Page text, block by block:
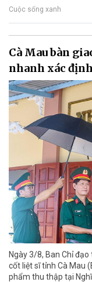
Cuộc sống xanh
Cà Mau bàn
nhanh xác
Ngày 3/8, Ban Chỉ
cốt liệt sĩ tỉnh Cà Mau
phẩm thu thập tại